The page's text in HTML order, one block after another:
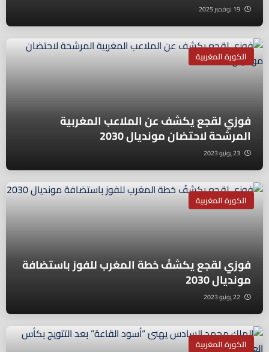
الكورة المغربية
فوزي لقجع يكشف عن الملاعب المغربية
المرشحة لاحتضان مونديال 2030
الكورة المغربية
فوزي لقجع يكشفُ خطة المغرب للفوز باستضافة
مونديال 2030
الكورة المغربية